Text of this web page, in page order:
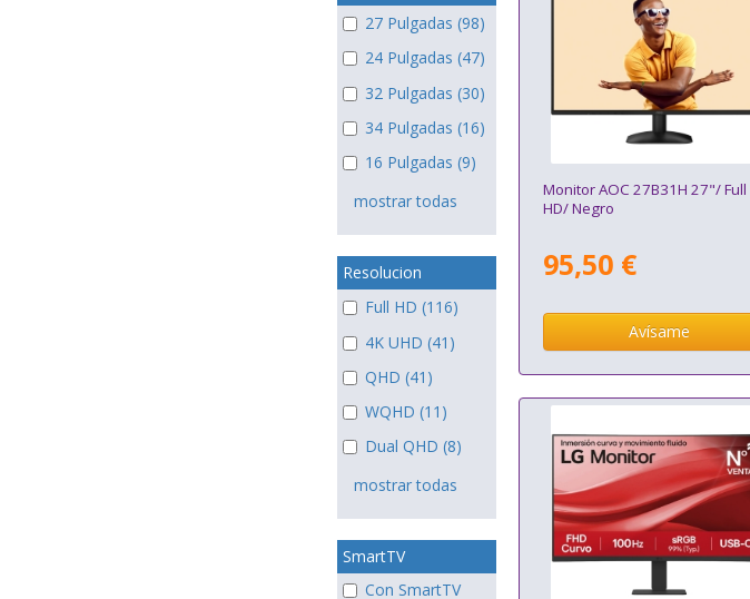
27 Pulgadas (98)
24 Pulgadas (47)
32 Pulgadas (30)
34 Pulgadas (16)
16 Pulgadas (9)
mostrar todas
Resolucion
Full HD (116)
4K UHD (41)
QHD (41)
WQHD (11)
Dual QHD (8)
mostrar todas
SmartTV
Con SmartTV
Monitor AOC 27B31H 27"/ Full
HD/ Negro
95,50 €
Avísame